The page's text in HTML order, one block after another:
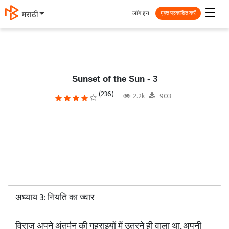
தமிழ் ☰
लॉग इन मुक्त प्रकाशित करें
Sunset of the Sun - 3
(236) 2.2k 903
अध्याय 3: नियति का ज्वार